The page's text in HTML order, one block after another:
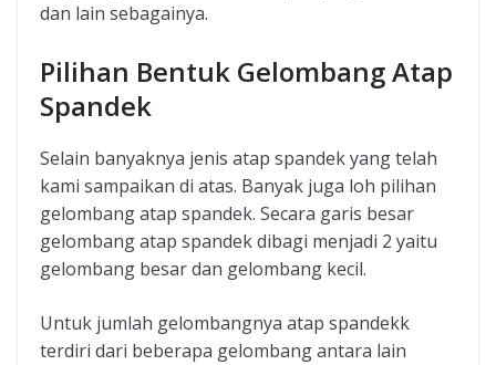
dan lain sebagainya.
Pilihan Bentuk Gelombang Atap
Spandek
Selain banyaknya jenis atap spandek yang telah
kami sampaikan di atas. Banyak juga loh pilihan
gelombang atap spandek. Secara garis besar
gelombang atap spandek dibagi menjadi 2 yaitu
gelombang besar dan gelombang kecil.
Untuk jumlah gelombangnya atap spandekk
terdiri dari beberapa gelombang antara lain